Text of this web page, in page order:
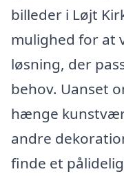
billeder i Løjt
mulighed for at
løsning, der
behov. Uanset
hænge
andre
finde et